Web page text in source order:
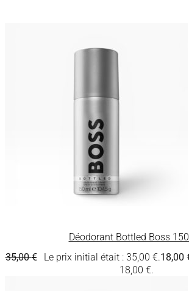
Déodorant Bottled Boss
35,00€ Le prix initial était : 35,00 €.18,00
18,00 €.